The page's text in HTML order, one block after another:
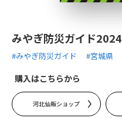
みやぎ防災ガイド2024
#みやぎ防災ガイド #宮城県
購入はこちらから
河北仙販ショップ